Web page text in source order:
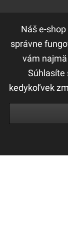
DÔLEŽITÉ
F.A.Q
Ochrana
Obchodné a
Náš e-
správne
vám
Súhlasíte
kedykoľvek